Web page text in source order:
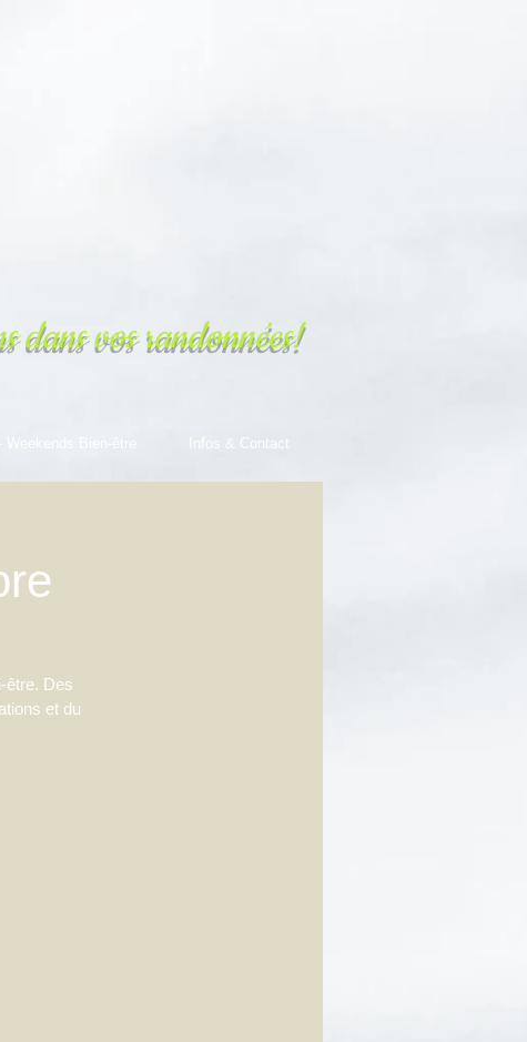
dans vos randonnées!
Infos & Contact
être. Des
et du